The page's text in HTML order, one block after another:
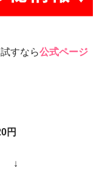
すなら公式ページ
円
↓